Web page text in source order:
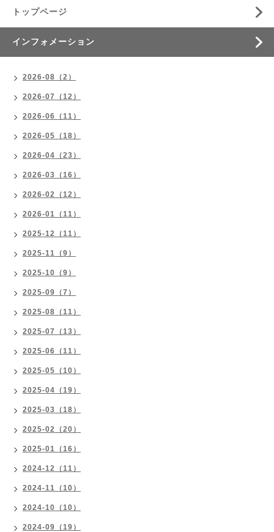
トップページ
インフォメーション
2026-08（2）
2026-07（12）
2026-06（11）
2026-05（18）
2026-04（23）
2026-03（16）
2026-02（12）
2026-01（11）
2025-12（11）
2025-11（9）
2025-10（9）
2025-09（7）
2025-08（11）
2025-07（13）
2025-06（11）
2025-05（10）
2025-04（19）
2025-03（18）
2025-02（20）
2025-01（16）
2024-12（11）
2024-11（10）
2024-10（10）
2024-09（19）